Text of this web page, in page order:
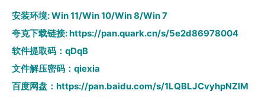
安装环境: Win 11/Win 10/Win 8/Win 7
夸克下载链接:https://pan.quark.cn/s/5e2d86978004
软件提取码：qDqB
文件解压密码：qiexia
百度网盘： https://pan.baidu.com/s/1LQBLJCvyhpNZlM